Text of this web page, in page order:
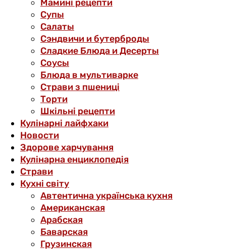
Мамині рецепти
Супы
Салаты
Сэндвичи и бутерброды
Сладкие Блюда и Десерты
Соусы
Блюда в мультиварке
Страви з пшениці
Торти
Шкільні рецепти
Кулінарні лайфхаки
Новости
Здорове харчування
Кулінарна енциклопедія
Страви
Кухні світу
Автентична українська кухня
Американская
Арабская
Баварская
Грузинская